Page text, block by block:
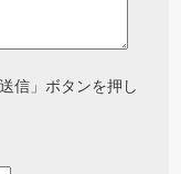
信」ボタンを押し